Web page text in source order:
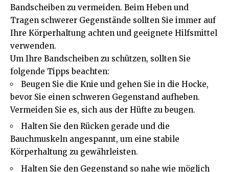
Bandscheiben zu vermeiden. Beim Heben und
Tragen schwerer Gegenstände sollten Sie immer auf
Ihre Körperhaltung achten und geeignete Hilfsmittel
verwenden.
Um Ihre Bandscheiben zu schützen, sollten Sie
folgende Tipps beachten:
Beugen Sie die Knie und gehen Sie in die Hocke,
bevor Sie einen schweren Gegenstand aufheben.
Vermeiden Sie es, sich aus der Hüfte zu beugen.
Halten Sie den Rücken gerade und die
Bauchmuskeln angespannt, um eine stabile
Körperhaltung zu gewährleisten.
Halten Sie den Gegenstand so nahe wie möglich